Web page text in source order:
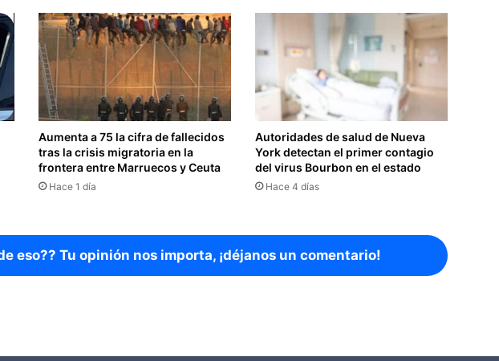
Aumenta a 75 la cifra de fallecidos
tras la crisis migratoria en la
frontera entre Marruecos y Ceuta
Hace 1 día
Autoridades de salud de Nueva
York detectan el primer contagio
del virus Bourbon en el estado
Hace 4 días
eso?? Tu opinión nos importa, ¡déjanos un comentario!